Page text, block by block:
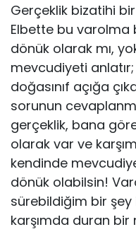
Gerçeklik bizatihi
Elbette bu varolma
dönük olarak mı,
mevcudiyeti
doğasınıf açığa
sorunun
gerçeklik, bana
olarak var ve
kendinde
dönük olabilsin!
sürebil­diğim bir
karşımda duran